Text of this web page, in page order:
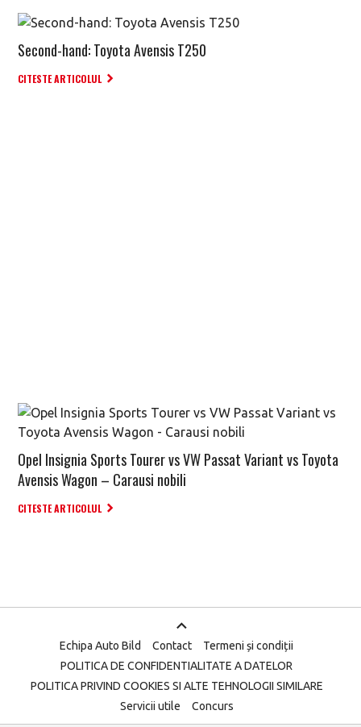
Second-hand: Toyota Avensis T250
CITESTE ARTICOLUL
Opel Insignia Sports Tourer vs VW Passat Variant vs Toyota
Avensis Wagon – Carausi nobili
CITESTE ARTICOLUL
Echipa Auto Bild Contact
Termeni și condiții
POLITICA DE CONFIDENTIALITATE A DATELOR
POLITICA PRIVIND COOKIES SI ALTE TEHNOLOGII SIMILARE
Servicii utile
Concurs